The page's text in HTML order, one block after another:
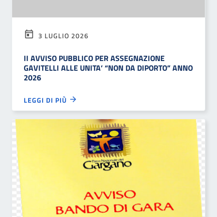
3 LUGLIO 2026
II AVVISO PUBBLICO PER ASSEGNAZIONE
GAVITELLI ALLE UNITA’ “NON DA DIPORTO” ANNO
2026
LEGGI DI PIÙ